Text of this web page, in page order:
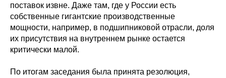
поставок извне. Даже там, где у России есть
собственные гигантские производственные
мощности, например, в подшипниковой отрасли, доля
их присутствия на внутреннем рынке остается
критически малой.
По итогам заседания была принята резолюция,